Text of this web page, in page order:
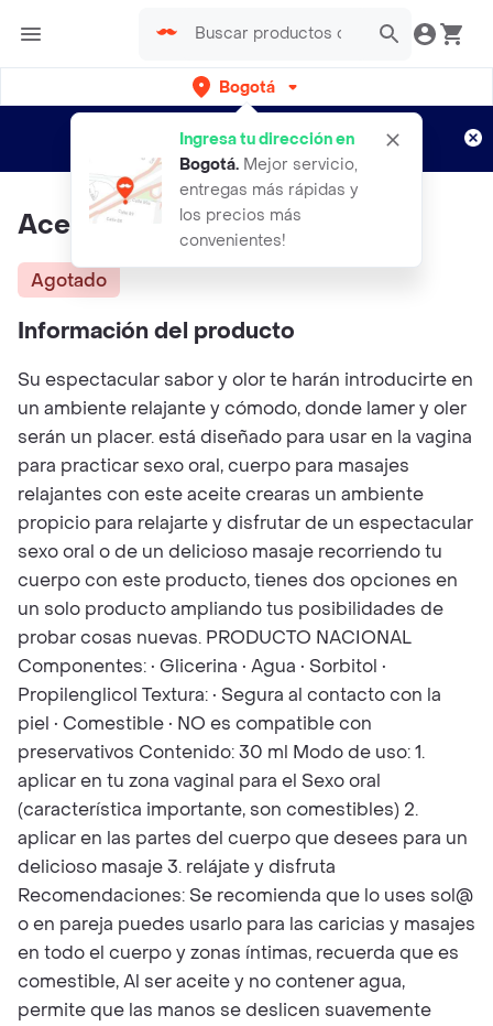
Bogotá
Ingresa tu dirección en
Bogotá. Mejor servicio,
entregas más rápidas y
los precios más
convenientes!
envíos gratis por semanas
Aplican TyC
Aceite Corporal X30ml
Agotado
Información del producto
Su espectacular sabor y olor te harán introducirte en
un ambiente relajante y cómodo, donde lamer y oler
serán un placer. está diseñado para usar en la vagina
para practicar sexo oral, cuerpo para masajes
relajantes con este aceite crearas un ambiente
propicio para relajarte y disfrutar de un espectacular
sexo oral o de un delicioso masaje recorriendo tu
cuerpo con este producto, tienes dos opciones en
un solo producto ampliando tus posibilidades de
probar cosas nuevas. PRODUCTO NACIONAL
Componentes: • Glicerina • Agua • Sorbitol •
Propilenglicol Textura: • Segura al contacto con la
piel • Comestible • NO es compatible con
preservativos Contenido: 30 ml Modo de uso: 1.
aplicar en tu zona vaginal para el Sexo oral
(característica importante, son comestibles) 2.
aplicar en las partes del cuerpo que desees para un
delicioso masaje 3. relájate y disfruta
Recomendaciones: Se recomienda que lo uses sol@
o en pareja puedes usarlo para las caricias y masajes
en todo el cuerpo y zonas íntimas, recuerda que es
comestible, Al ser aceite y no contener agua,
permite que las manos se deslicen suavemente